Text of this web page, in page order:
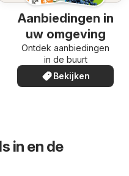
Aanbiedingen in
uw omgeving
Ontdek aanbiedingen
in de buurt
Bekijken
in en de